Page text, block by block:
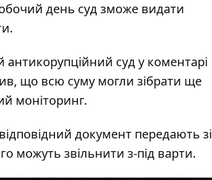
день суд зможе видати
суду коментарі
що всю суму могли зібрати ще
моніторинг.
документ передають зі
можуть звільнити з-під варти.